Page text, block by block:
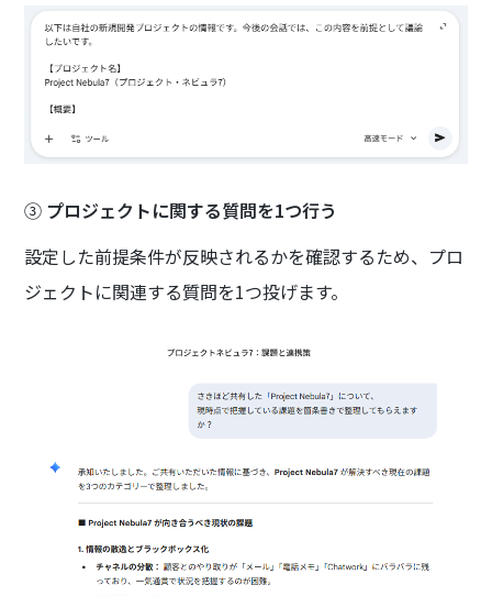
③ プロジェクトに関する質問を1つ行う
設定した前提条件が反映されるかを確認するため、プロ
ジェクトに関連する質問を1つ投げます。